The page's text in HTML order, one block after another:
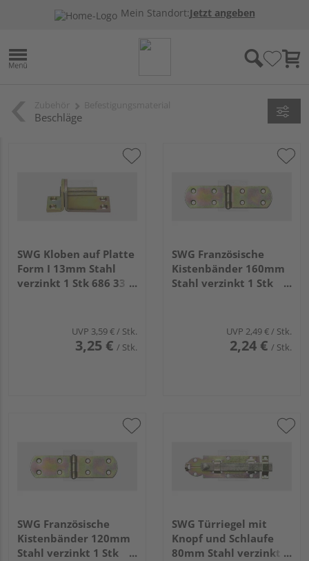
Mein Standort:Jetzt angeben
Beschläge
SWG Kloben auf Platte
Form I 13mm Stahl
verzinkt 1 Stk 686 33
UVP 3,59 €/ Stk.
3,25 € / Stk.
SWG Französische
Kistenbänder 160mm
Stahl verzinkt 1 Stk
UVP 2,49 €/ Stk.
2,24 € / Stk.
SWG Französische
Kistenbänder 120mm
Stahl verzinkt 1 Stk
SWG Türriegel mit
Knopf und Schlaufe
80mm Stahl verzinkt 1